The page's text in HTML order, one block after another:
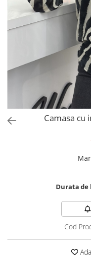
Tricouri si topuri
Rochii de eveniment
Camasa cu
Durata de
Cod